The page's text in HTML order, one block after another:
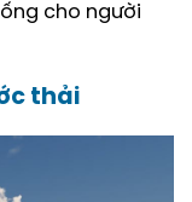
cho người
thải